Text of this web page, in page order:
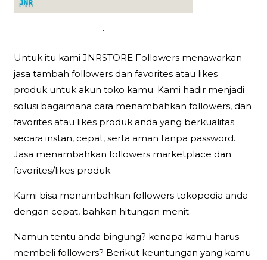
.
Untuk itu kami JNRSTORE Followers menawarkan
jasa tambah followers dan favorites atau likes
produk untuk akun toko kamu. Kami hadir menjadi
solusi bagaimana cara menambahkan followers, dan
favorites atau likes produk anda yang berkualitas
secara instan, cepat, serta aman tanpa password.
Jasa menambahkan followers marketplace dan
favorites/likes produk.
Kami bisa menambahkan followers tokopedia anda
dengan cepat, bahkan hitungan menit.
Namun tentu anda bingung? kenapa kamu harus
membeli followers? Berikut keuntungan yang kamu